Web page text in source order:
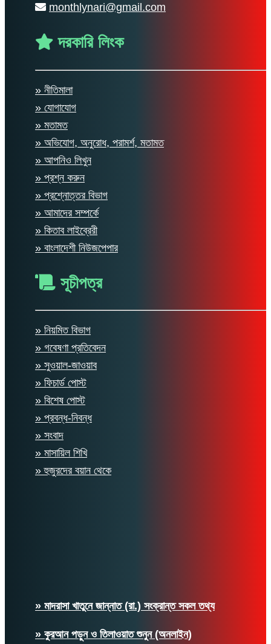
monthlynari@gmail.com
দরকারি লিংক
» নীতিমালা
» যোগাযোগ
» মতামত
» অভিযোগ, অনুরোধ, পরামর্শ, মতামত
» আপনিও লিখুন
» প্রশ্ন করুন
» প্রশ্নোত্তর বিভাগ
» আমাদের সম্পর্কে
» কিতাব লাইব্রেরী
» বাংলাদেশী নিউজপেপার
সূচীপত্র
» নিয়মিত বিভাগ
» গবেষণা প্রতিবেদন
» সুওয়াল-জাওয়াব
» ফিচার্ড পোস্ট
» বিশেষ পোস্ট
» প্রবন্ধ-নিবন্ধ
» সংবাদ
» মাসায়িল শিখি
» হুজুরদের বয়ান থেকে
» মাদরাসা খাতুনে জান্নাত (রা.) সংক্রান্ত সকল তথ্য
» কুরআন পড়ুন ও তিলাওয়াত শুনুন (অনলাইন)